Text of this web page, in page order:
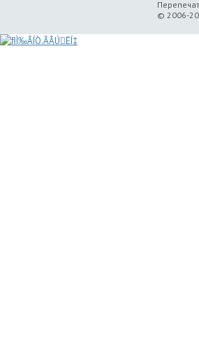
© 2006-